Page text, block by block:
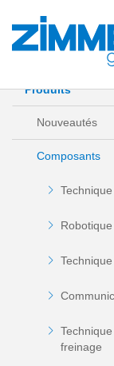
Démarrage
Produits
Nouveautés
Composants
Robotique
freinage